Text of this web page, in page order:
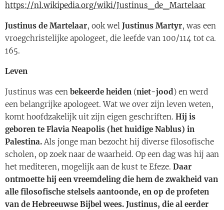
https://nl.wikipedia.org/wiki/Justinus_de_Martelaar
Justinus de Martelaar, ook wel Justinus Martyr, was een
vroegchristelijke apologeet, die leefde van 100/114 tot ca.
165.
Leven
Justinus was een bekeerde heiden (niet-jood) en werd
een belangrijke apologeet. Wat we over zijn leven weten,
komt hoofdzakelijk uit zijn eigen geschriften. Hij is
geboren te Flavia Neapolis (het huidige Nablus) in
Palestina.Als jonge man bezocht hij diverse filosofische
scholen, op zoek naar de waarheid. Op een dag was hij aan
het mediteren, mogelijk aan de kust te Efeze. Daar
ontmoette hij een vreemdeling die hem de zwakheid van
alle filosofische stelsels aantoonde, en op de profeten
van de Hebreeuwse Bijbel wees. Justinus, die al eerder